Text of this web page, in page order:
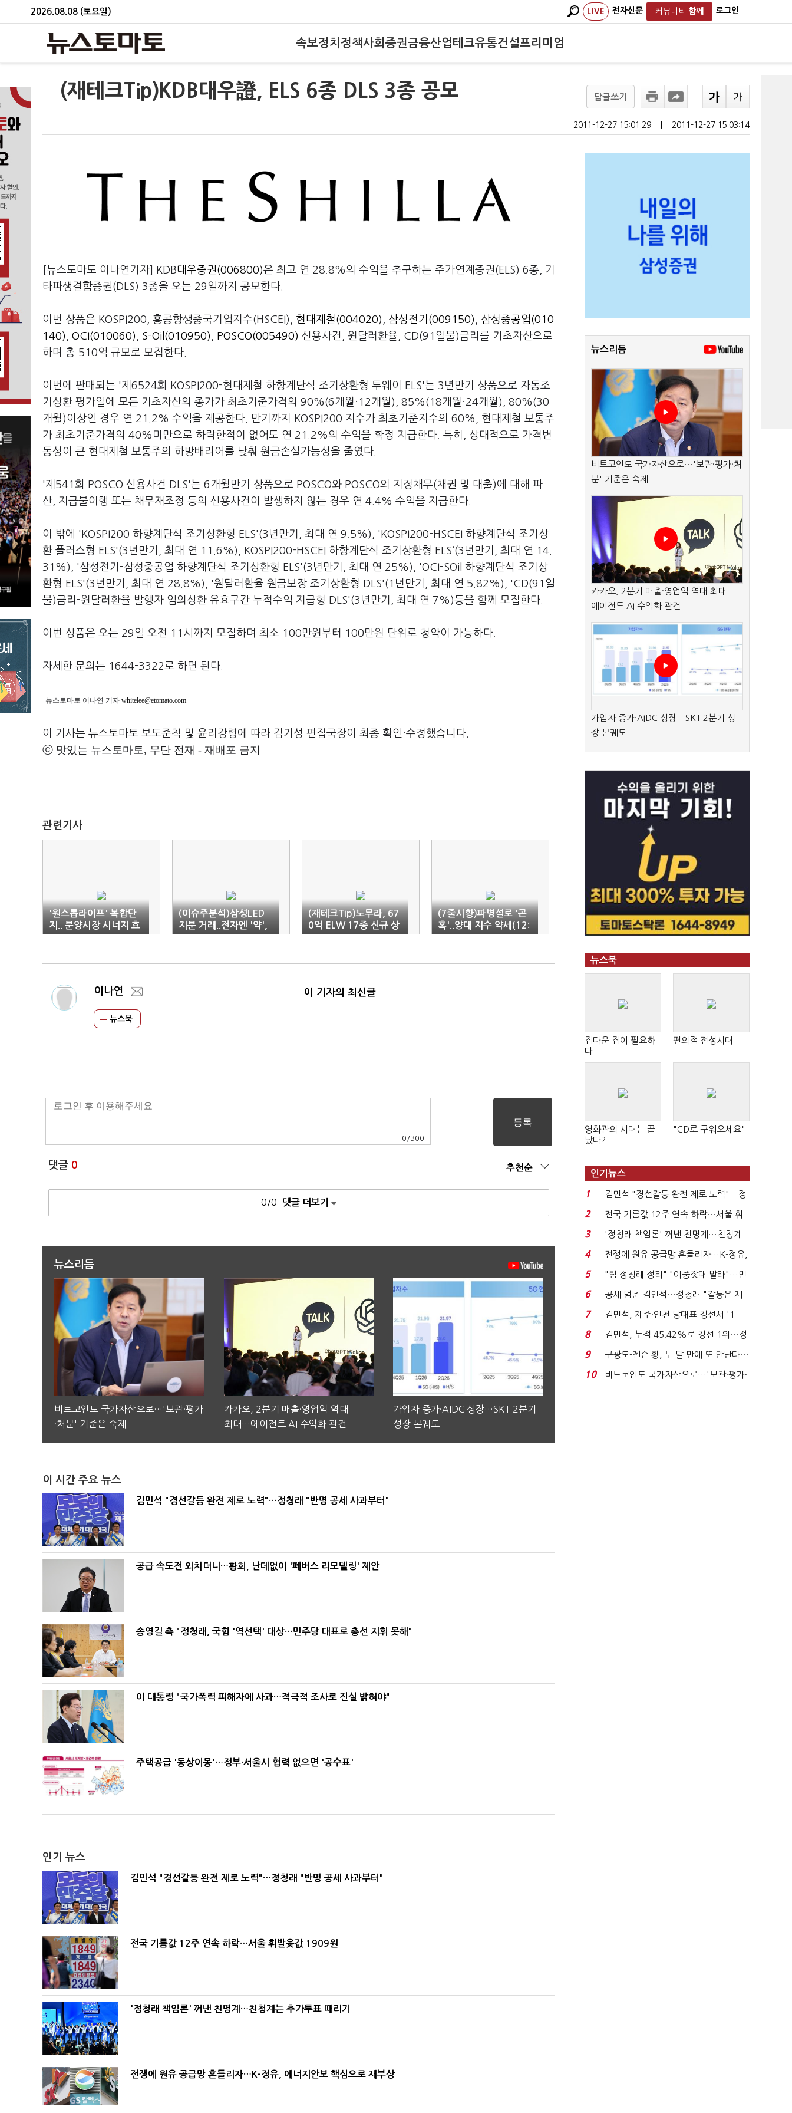
2026.08.08 (토요일) LIVE 전자신문 커뮤니티 함께 로그인
속보정치 정책사회 증권금융산업테크유통건설프리미엄
(재테크Tip)KDB대우證, ELS 6종 DLS 3종 공모 답글쓰기
2011-12-27 15:01:29 2011-12-27 15:03:14
[뉴스토마토 이나연기자] KDB대우증권(006800)은 최고 연 28.8%의 수익을 추구하는 주가연계증권(ELS) 6종, 기
타파생결합증권(DLS) 3종을 오는 29일까지 공모한다.
이번 상품은 KOSPI200, 홍콩항생중국기업지수(HSCEI), 현대제철(004020) 삼성전기(009150)
삼성중공업(010
140)
OCI(010060) S-Oil(010950) POSCO(005490) 신용사건, 원달러환율, CD(91일물)금리를 기초자산으로
하며 총 510억 규모로 모집한다.
이번에 판매되는 '제6524회 KOSPI200-현대제철 하향계단식 조기상환형 투웨이 ELS'는 3년만기 상품으로 자동조
기상환 평가일에 모든 기초자산의 종가가 최초기준가격의 90%(6개월·12개월), 85%(18개월·24개월), 80%(30
개월)이상인 경우 연 21.2% 수익을 제공한다. 만기까지 KOSPI200 지수가 최초기준지수의 60%, 현대제철 보통주
가 최초기준가격의 40%미만으로 하락한적이 없어도 연 21.2%의 수익을 확정 지급한다. 특히, 상대적으로 가격변
동성이 큰 현대제철 보통주의 하방배리어를 낮춰 원금손실가능성을 줄였다.
'제541회 POSCO 신용사건 DLS'는 6개월만기 상품으로 POSCO와 POSCO의 지정채무(채권 및 대출)에 대해 파
산, 지급불이행 또는 채무재조정 등의 신용사건이 발생하지 않는 경우 연 4.4% 수익을 지급한다.
이 밖에 'KOSPI200 하향계단식 조기상환형 ELS'(3년만기, 최대 연 9.5%), 'KOSPI200-HSCEI 하향계단식 조기상
환 플러스형 ELS'(3년만기, 최대 연 11.6%), KOSPI200-HSCEI 하향계단식 조기상환형 ELS’(3년만기, 최대 연 14.
31%), '삼성전기-삼성중공업 하향계단식 조기상환형 ELS'(3년만기, 최대 연 25%), 'OCI-SOil 하향계단식 조기상
환형 ELS'(3년만기, 최대 연 28.8%), '원달러환율 원금보장 조기상환형 DLS'(1년만기, 최대 연 5.82%), 'CD(91일
물)금리-원달러환율 발행자 임의상환 유효구간 누적수익 지급형 DLS'(3년만기, 최대 연 7%)등을 함께 모집한다.
이번 상품은 오는 29일 오전 11시까지 모집하며 최소 100만원부터 100만원 단위로 청약이 가능하다.
자세한 문의는 1644-3322로 하면 된다.
뉴스토마토 이나연 기자 whitelee@etomato.com
이 기사는 뉴스토마토 보도준칙 및 윤리강령에 따라 김기성 편집국장이 최종 확인·수정했습니다.
ⓒ 맛있는 뉴스토마토, 무단 전재 - 재배포 금지
관련기사
'원스톱라이프' 복합단
지.. 분양시장 시너지 효
과 ‘톡톡’
(이슈주분석)삼성LED
지분 거래..전자엔 '약',
전기엔 '독'
(재테크Tip)노무라, 67
0억 ELW 17종 신규 상
장
(7줄시황)파병설로 '곤
혹'..양대 지수 약세(12:
09)
이나연
뉴스북
이 기자의 최신글
0 /300
댓글 0 추천순
0/0 댓글 더보기
뉴스리듬
비트코인도 국가자산으로…'보관·평가
·처분' 기준은 숙제
카카오, 2분기 매출·영업익 역대
최대…에이전트 AI 수익화 관건
가입자 증가·AIDC 성장…SKT 2분기
성장 본궤도
이 시간 주요 뉴스
김민석 "경선갈등 완전 제로 노력"…정청래 "반명 공세 사과부터"
공급 속도전 외치더니…황희, 난데없이 '폐버스 리모델링' 제안
송영길 측 "정청래, 국힘 '역선택' 대상…민주당 대표로 총선 지휘 못해"
이 대통령 "국가폭력 피해자에 사과…적극적 조사로 진실 밝혀야"
주택공급 '동상이몽'…정부·서울시 협력 없으면 '공수표'
인기 뉴스
김민석 "경선갈등 완전 제로 노력"…정청래 "반명 공세 사과부터"
전국 기름값 12주 연속 하락…서울 휘발윳값 1909원
'정청래 책임론' 꺼낸 친명계…친청계는 추가투표 때리기
전쟁에 원유 공급망 흔들리자…K-정유, 에너지안보 핵심으로 재부상
뉴스리듬
비트코인도 국가자산으로…'보관·평가·처
분' 기준은 숙제
카카오, 2분기 매출·영업익 역대 최대…
에이전트 AI 수익화 관건
가입자 증가·AIDC 성장…SKT 2분기 성
장 본궤도
뉴스북
집다운 집이 필요하
다
편의점 전성시대
영화관의 시대는 끝
났다?
"CD로 구워오세요"
인기뉴스
1
김민석 "경선갈등 완전 제로 노력"…정
청래 "반명 공세 사...
2
전국 기름값 12주 연속 하락…서울 휘
발윳값 1909원...
3
'정청래 책임론' 꺼낸 친명계…친청계
는 추가투표 때리기...
4
전쟁에 원유 공급망 흔들리자…K-정유,
에너지안보 핵심...
5
"팀 정청래 정리" "이중잣대 말라"…민
주 최고위원 계파 다...
6
공세 멈춘 김민석…정청래 "갈등은 제
가 수습"
7
김민석, 제주·인천 당대표 경선서 '1
위'(1보)...
8
김민석, 누적 45.42%로 경선 1위…정
청래와 격차 0.86%p(...
9
구광모-젠슨 황, 두 달 만에 또 만난다…
로봇·AI 등 논...
10
비트코인도 국가자산으로…'보관·평가·